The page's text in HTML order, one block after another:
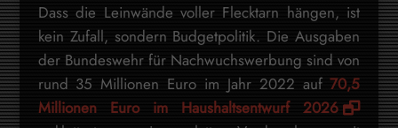
Dass die Leinwände voller Flecktarn hängen, ist
kein Zufall, sondern Budgetpolitik. Die Ausgaben
der Bundeswehr für Nachwuchswerbung sind von
rund 35 Millionen Euro im Jahr 2022 auf70,5
Millionen Euro im Haushaltsentwurf 2026